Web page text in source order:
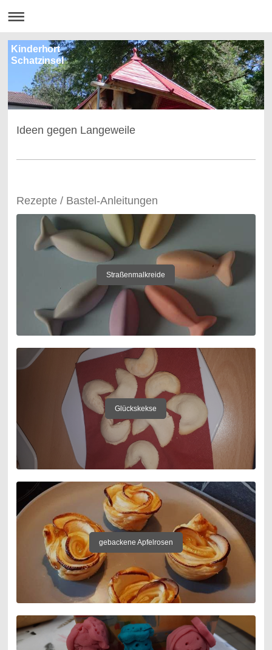
Kinderhort
Schatzinsel
Ideen gegen Langeweile
Rezepte / Bastel-Anleitungen
Straßenmalkreide
Glückskekse
gebackene Apfelrosen